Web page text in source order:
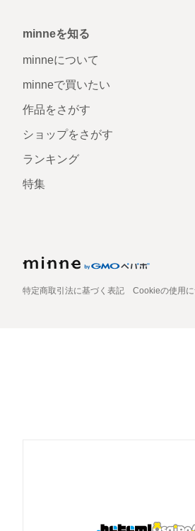
minneを知る
minneについて
minneで買いたい
作品をさがす
ショップをさがす
ランキング
特集
特定商取引法に基づく表記 Cookieの使用